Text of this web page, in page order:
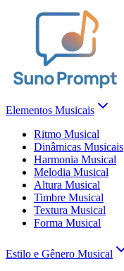
Elementos Musicais
Ritmo Musical
Dinâmicas Musicais
Harmonia Musical
Melodia Musical
Altura Musical
Timbre Musical
Textura Musical
Forma Musical
Estilo e Gênero Musical